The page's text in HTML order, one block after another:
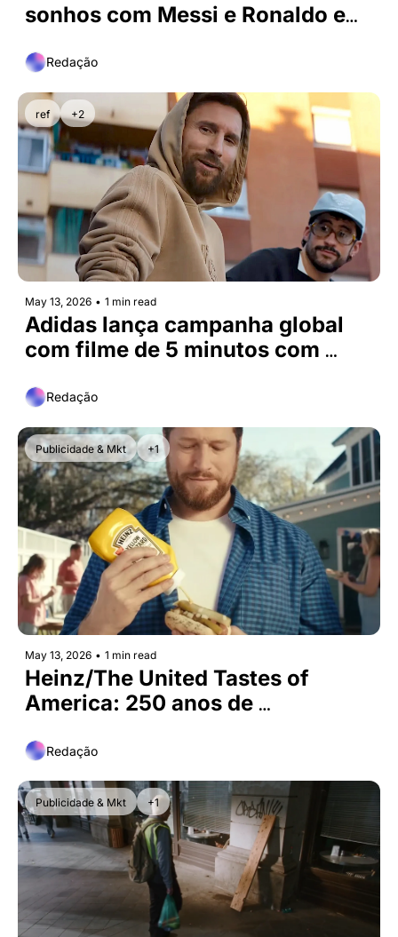
sonhos com Messi e Ronaldo em
Redação
ref +2
May 13, 2026 • 1 min read
Adidas lança campanha global
com filme de 5 minutos com
Redação
Publicidade & Mkt +1
May 13, 2026 • 1 min read
Heinz/The United Tastes of
America: 250 anos de
Redação
Publicidade & Mkt +1